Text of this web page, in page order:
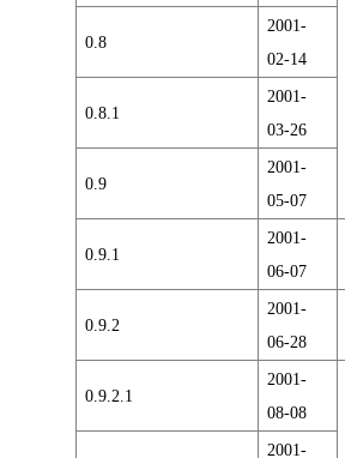
0.8
2001-
02-14
0.8.1
2001-
03-26
0.9
2001-
05-07
0.9.1
2001-
06-07
0.9.2
2001-
06-28
0.9.2.1
2001-
08-08
2001-